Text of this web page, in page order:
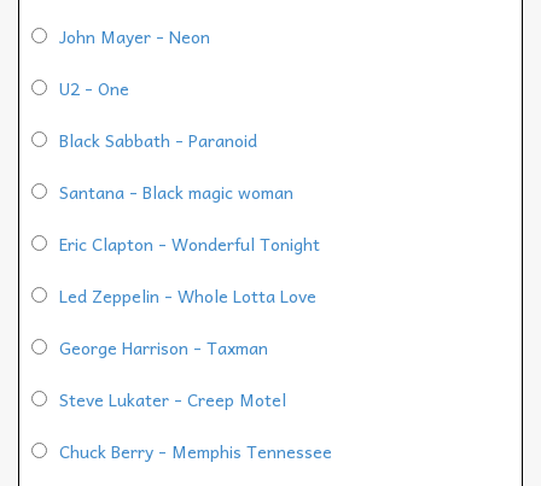
John Mayer - Neon
U2 - One
Black Sabbath - Paranoid
Santana - Black magic woman
Eric Clapton - Wonderful Tonight
Led Zeppelin - Whole Lotta Love
George Harrison - Taxman
Steve Lukater - Creep Motel
Chuck Berry - Memphis Tennessee